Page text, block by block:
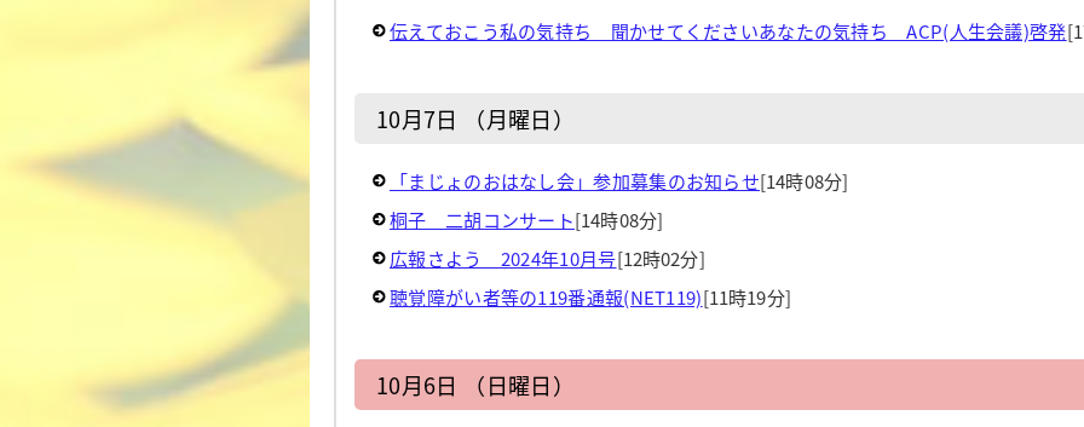
伝えておこう私の気持ち 聞かせてくださいあなたの気持ち ACP(人生会議)啓発
10月7日 （月曜日）
「まじょのおはなし会」参加募集のお知らせ[14時08分]
桐子 二胡コンサート[14時08分]
広報さよう 2024年10月号[12時02分]
聴覚障がい者等の119番通報(NET119)[11時19分]
10月6日 （日曜日）